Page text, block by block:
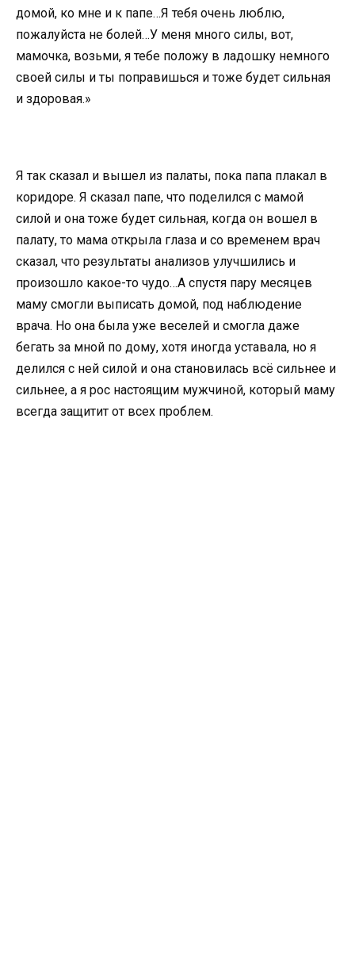
домой, ко мне и к папе…Я тебя очень люблю,
пожалуйста не болей…У меня много силы, вот,
мамочка, возьми, я тебе положу в ладошку немного
своей силы и ты поправишься и тоже будет сильная
и здоровая.»
Я так сказал и вышел из палаты, пока папа плакал в
коридоре. Я сказал папе, что поделился с мамой
силой и она тоже будет сильная, когда он вошел в
палату, то мама открыла глаза и со временем врач
сказал, что результаты анализов улучшились и
произошло какое-то чудо…А спустя пару месяцев
маму смогли выписать домой, под наблюдение
врача. Но она была уже веселей и смогла даже
бегать за мной по дому, хотя иногда уставала, но я
делился с ней силой и она становилась всё сильнее и
сильнее, а я рос настоящим мужчиной, который маму
всегда защитит от всех проблем.